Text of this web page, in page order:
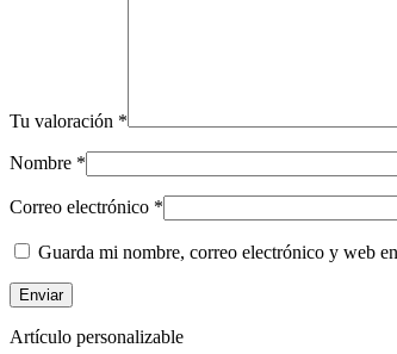
Tu valoración *
Nombre *
Correo electrónico *
Guarda mi nombre, correo electrónico y web
Artículo personalizable